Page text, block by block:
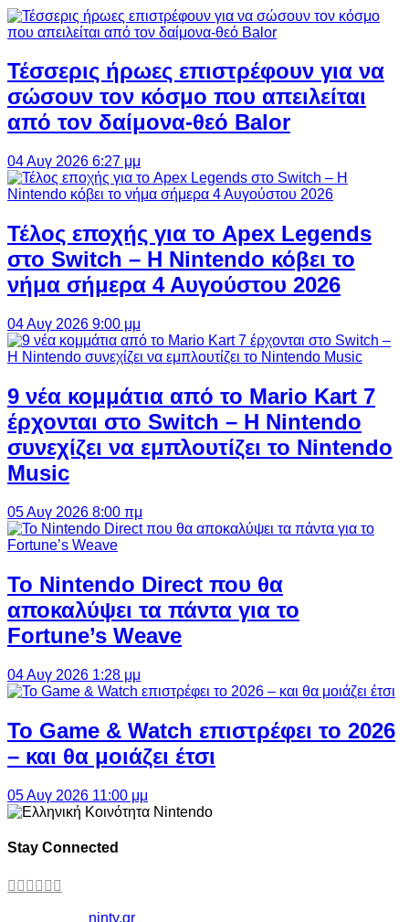
Τέσσερις ήρωες επιστρέφουν για να
σώσουν τον κόσμο που απειλείται
από τον δαίμονα-θεό Balor
04 Αυγ 2026 6:27 μμ
Τέλος εποχής για το Apex Legends
στο Switch – Η Nintendo κόβει το
νήμα σήμερα 4 Αυγούστου 2026
04 Αυγ 2026 9:00 μμ
9 νέα κομμάτια από το Mario Kart 7
έρχονται στο Switch – Η Nintendo
συνεχίζει να εμπλουτίζει το Nintendo
Music
05 Αυγ 2026 8:00 πμ
Το Nintendo Direct που θα
αποκαλύψει τα πάντα για το
Fortune’s Weave
04 Αυγ 2026 1:28 μμ
Το Game & Watch επιστρέφει το 2026
– και θα μοιάζει έτσι
05 Αυγ 2026 11:00 μμ
Stay Connected
ninty.gr